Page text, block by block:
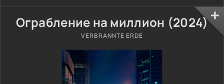
Ограбление на миллион (2024)
VERBRANNTE ERDE